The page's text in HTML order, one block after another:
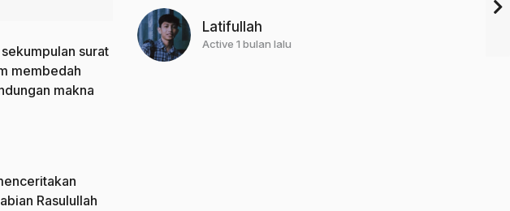
surat
membedah
makna
Rasulullah
Latifullah
Active 1 bulan lalu